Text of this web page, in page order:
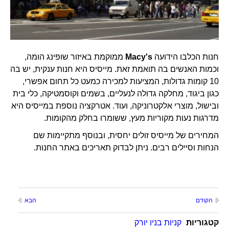
חנות הכלבו הידועה Macy's ממוקמת באיזור שופינג הומה,
וכמות האנשים בה תואמת זאת. מייסיס היא חנות ענקית, יש בה
10 קומות גדולות, המציעות למכירה כמעט כל תחום אפשרי,
כגון ביגוד, מחלקה גדולה לנעליים, בשמים וקוסמטיקה, כלי בית
ובישול, מוצרי אלקטרוניקה, ועוד. אטרקציה נוספת במייסיס היא
מדרגות נעות מקוריות מעץ, ששומרו בחלק מהקומות.
המחירים של מייסיס זולים יחסית, ובנוסף מתקיימות שם
הנחות וסיילים רבים. ניתן לבדוק תאריכים באתר החנות.
הקודם הבא
קטגוריות קניות בניו יורק